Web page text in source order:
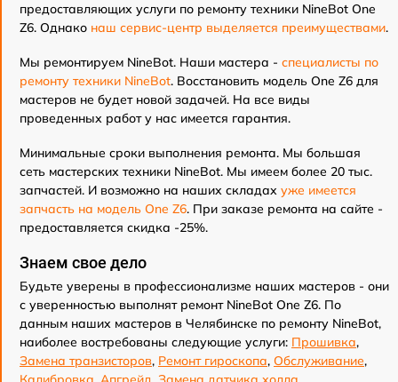
предоставляющих услуги по ремонту техники NineBot One
Z6. Однако наш сервис-центр выделяется преимуществами.
Мы ремонтируем NineBot. Наши мастера - специалисты по
ремонту техники NineBot. Восстановить модель One Z6 для
мастеров не будет новой задачей. На все виды
проведенных работ у нас имеется гарантия.
Минимальные сроки выполнения ремонта. Мы большая
сеть мастерских техники NineBot. Мы имеем более 20 тыс.
запчастей. И возможно на наших складах уже имеется
запчасть на модель One Z6. При заказе ремонта на сайте -
предоставляется скидка -25%.
Знаем свое дело
Будьте уверены в профессионализме наших мастеров - они
с уверенностью выполнят ремонт NineBot One Z6. По
данным наших мастеров в Челябинске по ремонту NineBot,
наиболее востребованы следующие услуги: Прошивка,
Замена транзисторов, Ремонт гироскопа, Обслуживание,